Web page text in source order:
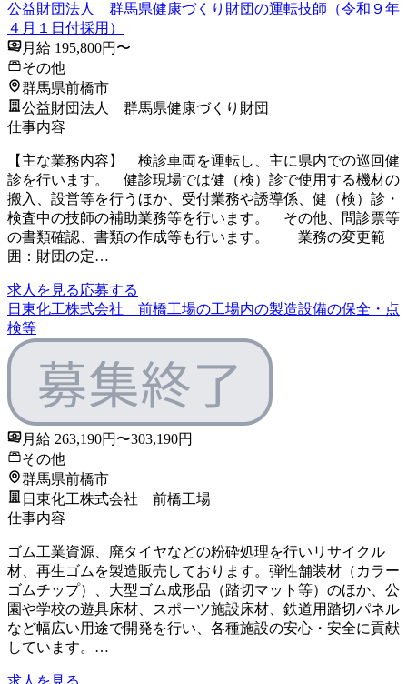
公益財団法人 群馬県健康づくり財団の運転技師（令和９年
４月１日付採用）
月給 195,800円〜
その他
群馬県前橋市
公益財団法人 群馬県健康づくり財団
仕事内容
【主な業務内容】 検診車両を運転し、主に県内での巡回健
診を行います。 健診現場では健（検）診で使用する機材の
搬入、設営等を行うほか、受付業務や誘導係、健（検）診・
検査中の技師の補助業務等を行います。 その他、問診票等
の書類確認、書類の作成等も行います。 業務の変更範
囲：財団の定…
求人を見る応募する
日東化工株式会社 前橋工場の工場内の製造設備の保全・点
検等
月給 263,190円〜303,190円
その他
群馬県前橋市
日東化工株式会社 前橋工場
仕事内容
ゴム工業資源、廃タイヤなどの粉砕処理を行いリサイクル
材、再生ゴムを製造販売しております。弾性舗装材（カラー
ゴムチップ）、大型ゴム成形品（踏切マット等）のほか、公
園や学校の遊具床材、スポーツ施設床材、鉄道用踏切パネル
など幅広い用途で開発を行い、各種施設の安心・安全に貢献
しています。…